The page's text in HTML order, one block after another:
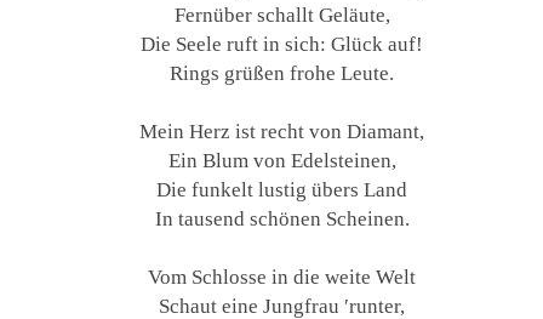
Fernüber schallt Geläute,
Die Seele ruft in sich: Glück auf!
Rings grüßen frohe Leute.
Mein Herz ist recht von Diamant,
Ein Blum von Edelsteinen,
Die funkelt lustig übers Land
In tausend schönen Scheinen.
Vom Schlosse in die weite Welt
Schaut eine Jungfrau ′runter,